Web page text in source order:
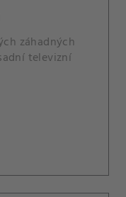
záhadných
televizní